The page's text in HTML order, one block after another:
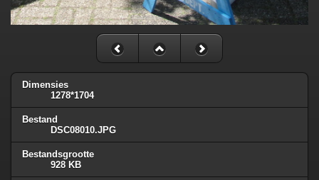
Dimensies
1278*1704
Bestand
DSC08010.JPG
Bestandsgrootte
928 KB